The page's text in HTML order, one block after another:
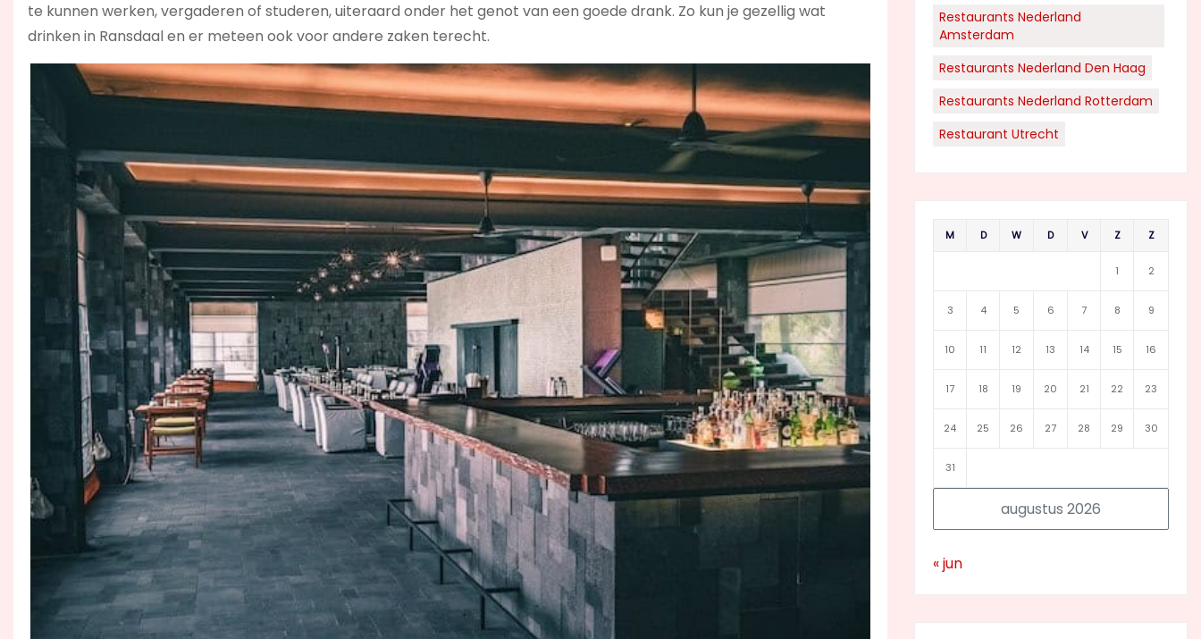
te kunnen werken, vergaderen of studeren, uiteraard onder het genot van een goede drank. Zo kun je gezellig wat
drinken in Ransdaal en er meteen ook voor andere zaken terecht.
Restaurants Nederland
Amsterdam
Restaurants Nederland Den Haag
Restaurants Nederland Rotterdam
Restaurant Utrecht
augustus 2026
M D W D V Z Z
1 2
3 4 5 6 7 8 9
10 11 12 13 14 15 16
17 18 19 20 21 22 23
24 25 26 27 28 29 30
31
« jun